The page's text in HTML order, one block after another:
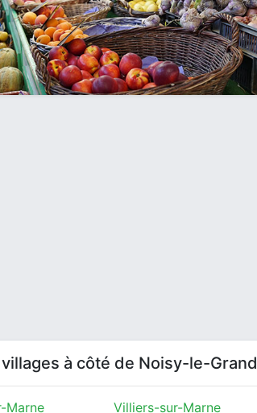
à côté de Noisy-le-Grand
Marne
Villiers-sur-Marne